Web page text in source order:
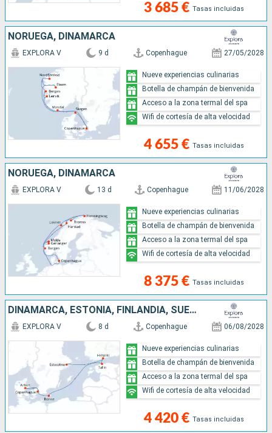
3 685 € Tasas incluidas
NORUEGA, DINAMARCA
EXPLORA V 9 d Copenhague 27/05/2028
4 655 € Tasas incluidas
Nueve experiencias culinarias
Botella de champán de bienvenida
Acceso a la zona termal del spa
Wifi de cortesía de alta velocidad
NORUEGA, DINAMARCA
EXPLORA V 13 d Copenhague 11/06/2028
8 375 € Tasas incluidas
Nueve experiencias culinarias
Botella de champán de bienvenida
Acceso a la zona termal del spa
Wifi de cortesía de alta velocidad
DINAMARCA, ESTONIA, FINLANDIA, SUECIA
EXPLORA V 8 d Copenhague 06/08/2028
4 420 € Tasas incluidas
Nueve experiencias culinarias
Botella de champán de bienvenida
Acceso a la zona termal del spa
Wifi de cortesía de alta velocidad